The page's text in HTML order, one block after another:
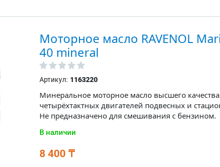
Моторное масло RAVENOL
40 mineral
Артикул: 1163220
Минеральное моторное масло высшего
четырёхтактных двигателей подвесных и
Не предназначено для смешивания с бензином.
В наличии
8 400 ₸